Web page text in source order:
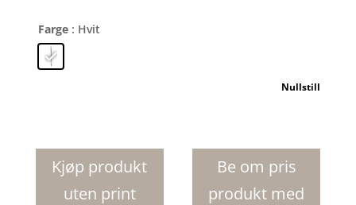
Farge : Hvit
Nullstill
kulepenn
antall
Kjøp produkt
uten print
Be om pris
produkt med